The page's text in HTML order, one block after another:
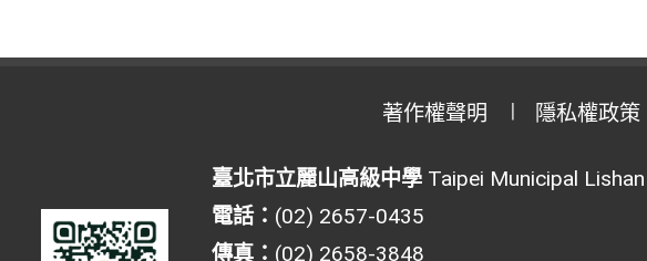
著作權聲明 隱私權政策
臺北市立麗山高級中學Taipei Municipal
電話： (02) 2657-0435
傳真： (02) 2658-3848